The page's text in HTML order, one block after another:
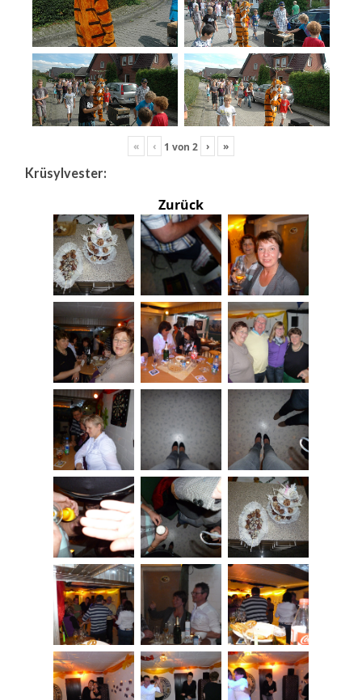
« ‹ 1 von 2 › »
Krüsylvester:
Zurück